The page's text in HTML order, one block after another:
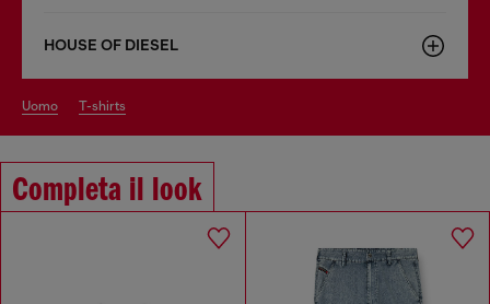
HOUSE OF DIESEL
uomo t-shirts
Completa il look